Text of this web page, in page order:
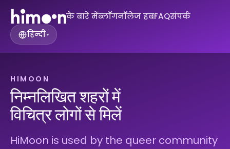
के बारे मेंब्लॉगनॉलेज हबFAQसंपर्क
हिन्दी▾
HIMOON
निम्नलिखित शहरों में
विचित्र लोगों से मिलें
HiMoon is used by the queer community